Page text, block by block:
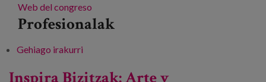
Web del congreso
Profesionalak
Gehiago irakurri
un balance de la realidad» -ri buruz
Inspira Bizitzak: Arte y